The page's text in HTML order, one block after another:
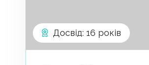
Досвід: 16 років